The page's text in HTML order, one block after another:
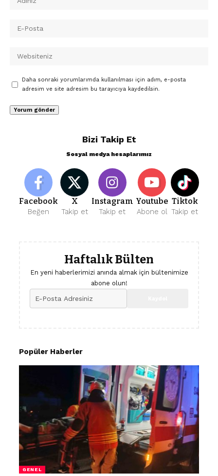
Daha sonraki yorumlarımda kullanılması için adım, e-posta
adresim ve site adresim bu tarayıcıya kaydedilsin.
Bizi Takip Et
Sosyal medya hesaplarımız
Facebook
Beğen
X
Takip et
Instagram
Takip et
Youtube
Abone ol
Tiktok
Takip et
Haftalık Bülten
En yeni haberlerimizi anında almak için bültenimize
abone olun!
Popüler Haberler
GENEL